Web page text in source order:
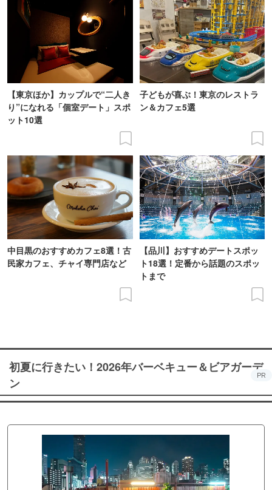
【東京ほか】カップルで“二人き
り”になれる「個室デート」スポ
ット10選
子どもが喜ぶ！東京のレストラ
ン＆カフェ5選
中目黒のおすすめカフェ8選！古
民家カフェ、チャイ専門店など
【品川】おすすめデートスポッ
ト18選！定番から話題のスポッ
トまで
初夏に行きたい！2026年バーベキュー＆ビアガーデ
ン
PR